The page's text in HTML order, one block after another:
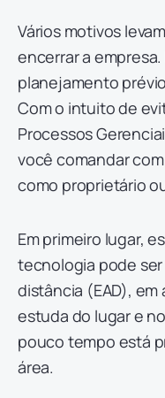
Vários motivos
encerrar a
planejamento
Com o intuito de
Processos
você comandar
como proprietário
Em primeiro lugar,
tecnologia pode
distância (EAD), em
estuda do lugar e
pouco tempo está
área.